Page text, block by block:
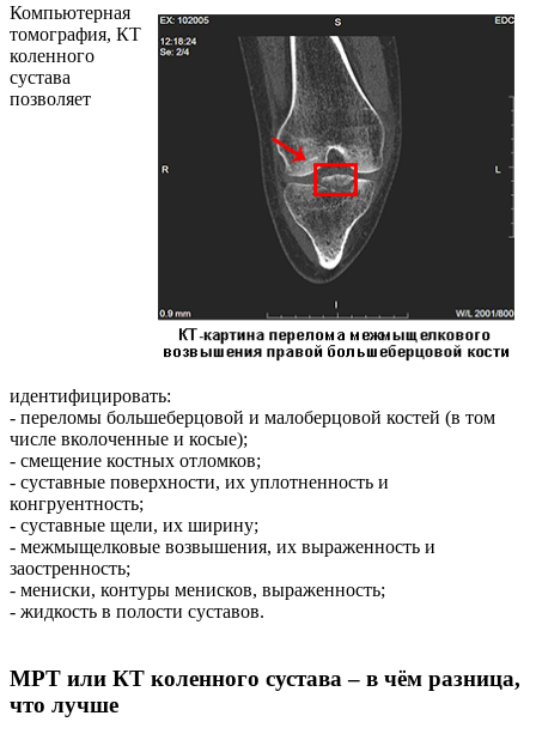
Компьютерная
томография, КТ
коленного
сустава
позволяет
идентифицировать:
- переломы большеберцовой и малоберцовой костей (в том
числе вколоченные и косые);
- смещение костных отломков;
- суставные поверхности, их уплотненность и
конгруентность;
- суставные щели, их ширину;
- межмыщелковые возвышения, их выраженность и
заостренность;
- мениски, контуры менисков, выраженность;
- жидкость в полости суставов.
МРТ или КТ коленного сустава – в чём разница,
что лучше